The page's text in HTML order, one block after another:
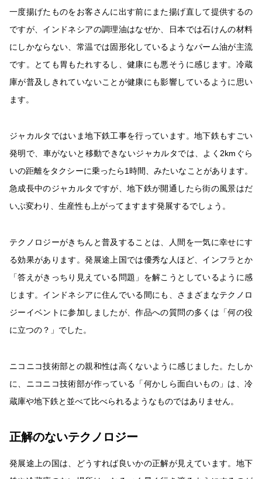
一度揚げたものをお客さんに出す前にまた揚げ直して提供するの
ですが、インドネシアの調理油はなぜか、日本では石けんの材料
にしかならない、常温では固形化しているようなパーム油が主流
です。とても胃もたれするし、健康にも悪そうに感じます。冷蔵
庫が普及しきれていないことが健康にも影響しているように思い
ます。
ジャカルタではいま地下鉄工事を行っています。地下鉄もすごい
発明で、車がないと移動できないジャカルタでは、よく2kmぐら
いの距離をタクシーに乗ったら1時間、みたいなことがあります。
急成長中のジャカルタですが、地下鉄が開通したら街の風景はだ
いぶ変わり、生産性も上がってますます発展するでしょう。
テクノロジーがきちんと普及することは、人間を一気に幸せにす
る効果があります。発展途上国では優秀な人ほど、インフラとか
「答えがきっちり見えている問題」を解こうとしているように感
じます。インドネシアに住んでいる間にも、さまざまなテクノロ
ジーイベントに参加しましたが、作品への質問の多くは「何の役
に立つの？」でした。
ニコニコ技術部との親和性は高くないように感じました。たしか
に、ニコニコ技術部が作っている「何かしら面白いもの」は、冷
蔵庫や地下鉄と並べて比べられるようなものではありません。
正解のないテクノロジー
発展途上の国は、どうすれば良いかの正解が見えています。地下